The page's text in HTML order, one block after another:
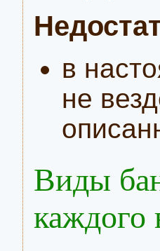
в
не
Виды
каждого